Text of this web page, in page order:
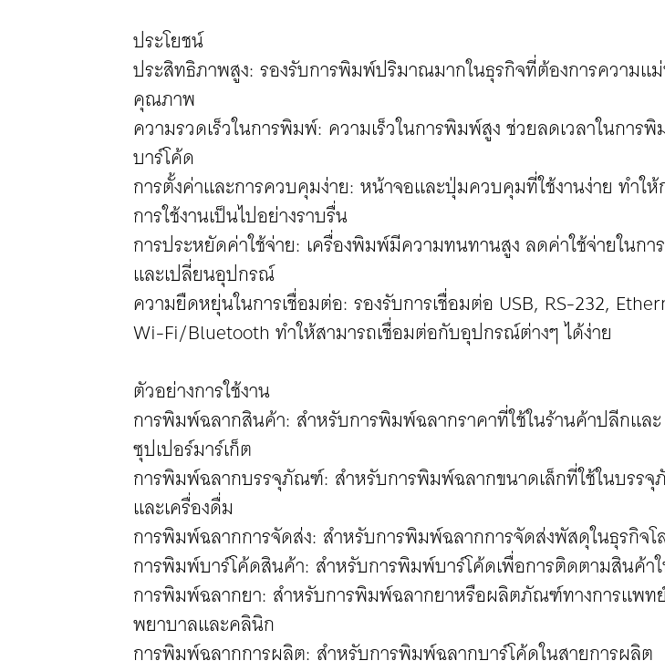
ประโยชน์
ประสิทธิภาพสูง: รองรับการพิมพ์ปริมาณมากในธุรกิจที่ต้องการความแ
คุณภาพ
ความรวดเร็วในการพิมพ์: ความเร็วในการพิมพ์สูง ช่วยลดเวลาในการ
บาร์โค้ด
การตั้งค่าและการควบคุมง่าย: หน้าจอและปุ่มควบคุมที่ใช้งานง่าย ทำให้
การใช้งานเป็นไปอย่างราบรื่น
การประหยัดค่าใช้จ่าย: เครื่องพิมพ์มีความทนทานสูง ลดค่าใช้จ่ายในกา
และเปลี่ยนอุปกรณ์
ความยืดหยุ่นในการเชื่อมต่อ: รองรับการเชื่อมต่อ USB, RS-232,
Wi-Fi/Bluetooth ทำให้สามารถเชื่อมต่อกับอุปกรณ์ต่างๆ ได้ง่าย
ตัวอย่างการใช้งาน
การพิมพ์ฉลากสินค้า: สำหรับการพิมพ์ฉลากราคาที่ใช้ในร้านค้าปลีกและ
ซุปเปอร์มาร์เก็ต
การพิมพ์ฉลากบรรจุภัณฑ์: สำหรับการพิมพ์ฉลากขนาดเล็กที่ใช้ในบรร
และเครื่องดื่ม
การพิมพ์ฉลากการจัดส่ง: สำหรับการพิมพ์ฉลากการจัดส่งพัสดุในธุรกิจ
การพิมพ์บาร์โค้ดสินค้า: สำหรับการพิมพ์บาร์โค้ดเพื่อการติดตามสินค้า
การพิมพ์ฉลากยา: สำหรับการพิมพ์ฉลากยาหรือผลิตภัณฑ์ทางการแพทย์
พยาบาลและคลินิก
การพิมพ์ฉลากการผลิต: สำหรับการพิมพ์ฉลากบาร์โค้ดในสายการผลิต